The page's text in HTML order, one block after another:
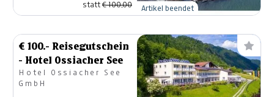
statt€ 100,00 Artikel beendet
€ 100.- Reisegutschein
- Hotel Ossiacher See
Hotel Ossiacher See
GmbH